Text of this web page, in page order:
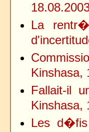
La
Kinshasa,
Fallait-il
Kinshasa,
Les d�fis